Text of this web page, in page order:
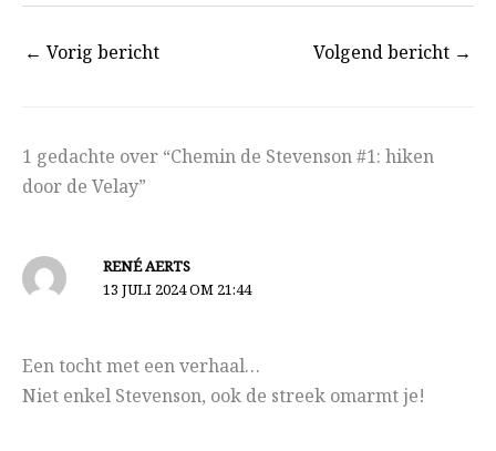
← Vorig bericht Volgend bericht →
1 gedachte over “Chemin de Stevenson #1: hiken
door de Velay”
RENÉ AERTS
13 JULI 2024 OM 21:44
Een tocht met een verhaal…
Niet enkel Stevenson, ook de streek omarmt je!